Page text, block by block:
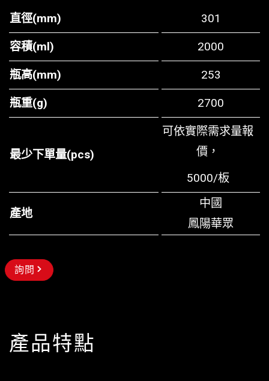
直徑(mm) 301
容積(ml) 2000
瓶高(mm) 253
瓶重(g) 2700
最少下單量(pcs)
可依實際需求量報
價，
5000/板
產地
中國
鳳陽華眾
詢問
產品特點